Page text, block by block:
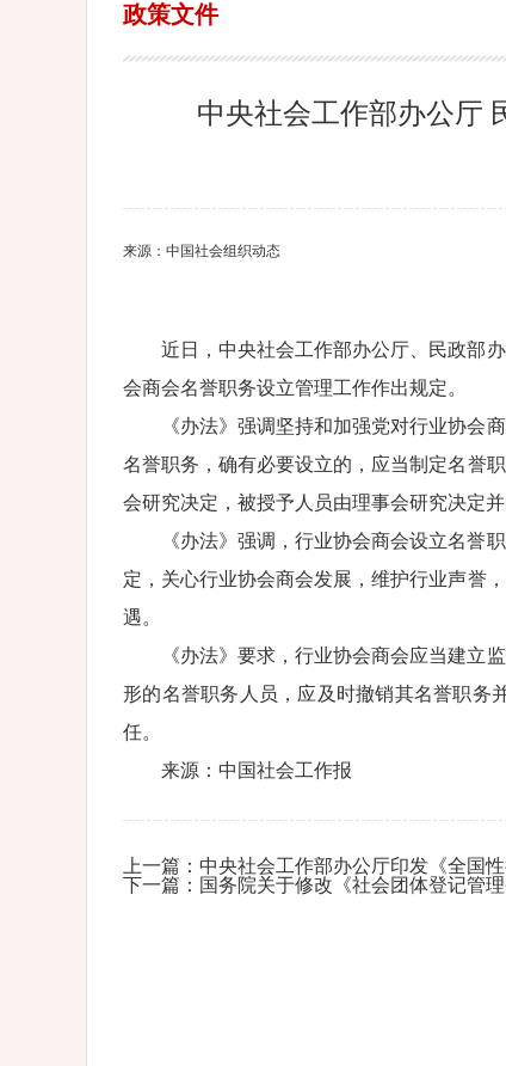
政策文件
中央社会工作部办公厅
来源：中国社会组织动态
近日，中央社会工作部办公厅、民政部
会商会名誉职务设立管理工作作出规定。
《办法》强调坚持和加强党对行业协会
名誉职务，确有必要设立的，应当制定名誉
会研究决定，被授予人员由理事会研究决定
《办法》强调，行业协会商会设立名誉
定，关心行业协会商会发展，维护行业声誉
遇。
《办法》要求，行业协会商会应当建立
形的名誉职务人员，应及时撤销其名誉职务
任。
来源：中国社会工作报
上一篇：中央社会工作部办公厅印发《全国
下一篇：国务院关于修改《社会团体登记管